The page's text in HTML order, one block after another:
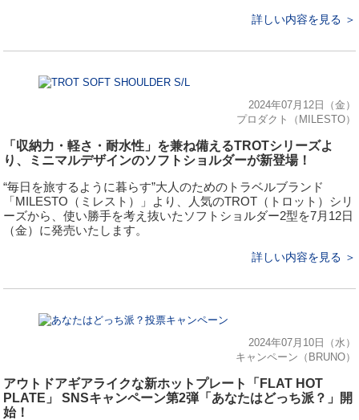
詳しい内容を見る ＞
2024年07月12日（金）
プロダクト（MILESTO）
「収納力・軽さ・耐水性」を兼ね備えるTROTシリーズよ
り、ミニマルデザインのソフトショルダーが新登場！
“毎日を旅するように暮らす”大⼈のためのトラベルブランド
「MILESTO（ミレスト）」より、⼈気のTROT（トロット）シリ
ーズから、使い勝手を考え抜いたソフトショルダー2型を7月12日
（金）に発売いたします。
詳しい内容を見る ＞
2024年07月10日（水）
キャンペーン（BRUNO）
アウトドアギアライクな新ホットプレート「FLAT HOT
PLATE」 SNSキャンペーン第2弾「あなたはどっち派？」開
始！